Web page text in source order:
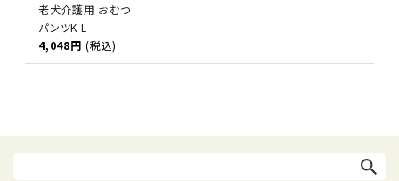
老犬介護用 おむつ
パンツK L
4,048円 (税込)